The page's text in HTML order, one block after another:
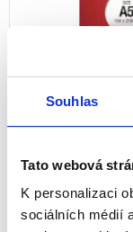
Souhlas
Tato webová
K personalizaci
sociálních médií